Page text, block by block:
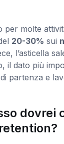
per molte
20-30% sui
l’asticella
il dato più
partenza e
dovrei